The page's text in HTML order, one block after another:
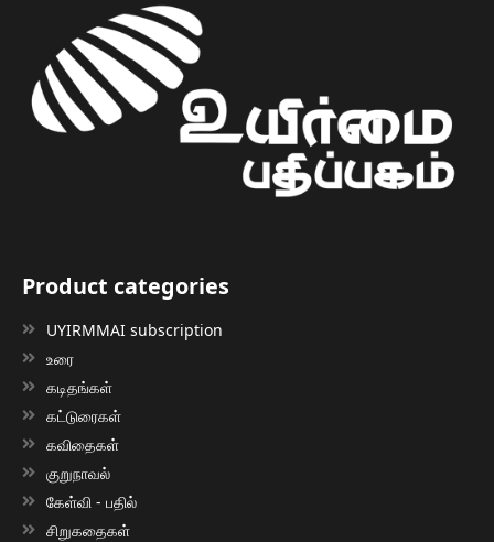
Product categories
UYIRMMAI subscription
உரை
கடிதங்கள்
கட்டுரைகள்
கவிதைகள்
குறுநாவல்
கேள்வி - பதில்
சிறுகதைகள்